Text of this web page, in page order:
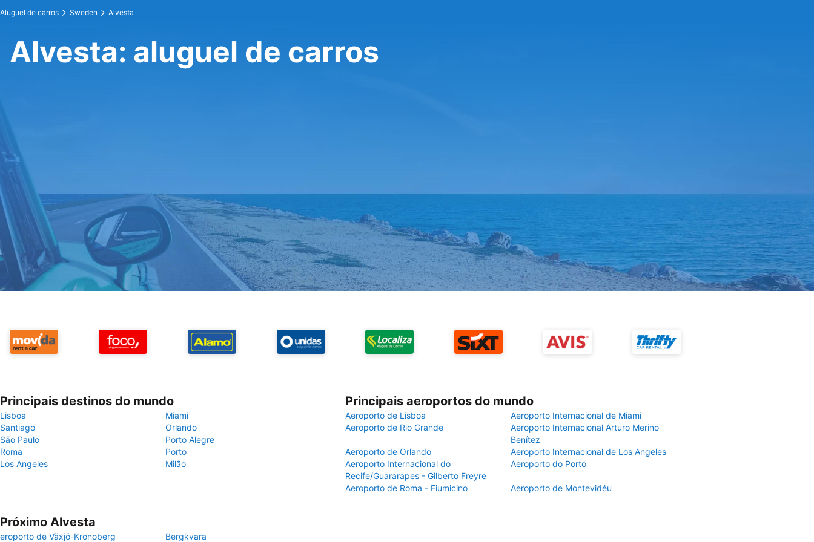
Aluguel de carros Sweden Alvesta
Alvesta: aluguel de carros
Principais destinos do mundo
Lisboa
Miami
Santiago
Orlando
São Paulo
Porto Alegre
Roma
Porto
Los Angeles
Milão
Principais aeroportos do mundo
Aeroporto de Lisboa
Aeroporto Internacional de Miami
Aeroporto de Rio Grande
Aeroporto Internacional Arturo Merino
Benítez
Aeroporto de Orlando
Aeroporto Internacional de Los Angeles
Aeroporto Internacional do
Recife/Guararapes - Gilberto Freyre
Aeroporto do Porto
Aeroporto de Roma - Fiumicino Aeroporto de Montevidéu
Próximo Alvesta
eroporto de Växjö-Kronoberg Bergkvara